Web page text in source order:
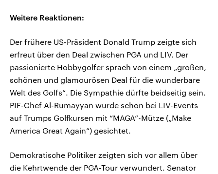
Weitere Reaktionen:
Der frühere US-Präsident Donald Trump zeigte sich
erfreut über den Deal zwischen PGA und LIV. Der
passionierte Hobbygolfer sprach von einem „großen,
schönen und glamourösen Deal für die wunderbare
Welt des Golfs“. Die Sympathie dürfte beidseitig sein.
PIF-Chef Al-Rumayyan wurde schon bei LIV-Events
auf Trumps Golfkursen mit “MAGA”-Mütze („Make
America Great Again“) gesichtet.
Demokratische Politiker zeigten sich vor allem über
die Kehrtwende der PGA-Tour verwundert. Senator